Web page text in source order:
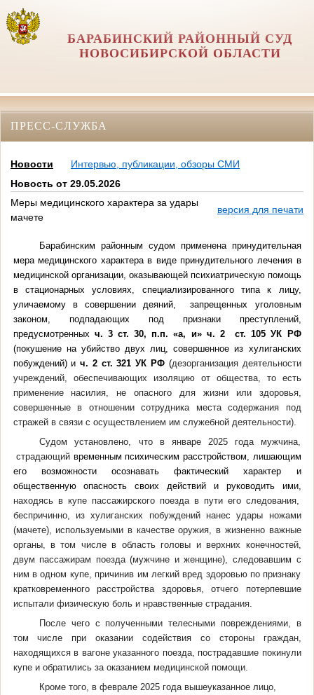
БАРАБИНСКИЙ РАЙОННЫЙ СУД
НОВОСИБИРСКОЙ ОБЛАСТИ
ПРЕСС-СЛУЖБА
Новости
Интервью, публикации, обзоры СМИ
Новость от 29.05.2026
Меры медицинского характера за удары
мачете
версия для печати
Барабинским районным судом применена принудительная
мера медицинского характера в виде принудительного лечения в
медицинской организации, оказывающей психиатрическую помощь
в стационарных условиях, специализированного типа к лицу,
уличаемому в совершении деяний, запрещенных уголовным
законом, подпадающих под признаки преступлений,
предусмотренных ч. 3 ст. 30, п.п. «а, и» ч. 2 ст. 105 УК РФ
(покушение на убийство двух лиц, совершенное из хулиганских
побуждений) ич. 2 ст. 321 УК РФ(дезорганизация деятельности
учреждений, обеспечивающих изоляцию от общества, то есть
применение насилия, не опасного для жизни или здоровья,
совершенные в отношении сотрудника места содержания под
стражей в связи с осуществлением им служебной деятельности).
Судом установлено, что в январе 2025 года мужчина,
страдающий временным психическим расстройством, лишающим
его возможности осознавать фактический характер и
общественную опасность своих действий и руководить ими,
находясь в купе пассажирского поезда в пути его следования,
беспричинно, из хулиганских побуждений нанес удары ножами
(мачете), используемыми в качестве оружия, в жизненно важные
органы, в том числе в область головы и верхних конечностей,
двум пассажирам поезда (мужчине и женщине), следовавшим с
ним в одном купе, причинив им легкий вред здоровью по признаку
кратковременного расстройства здоровья, отчего потерпевшие
испытали физическую боль и нравственные страдания.
После чего с полученными телесными повреждениями, в
том числе при оказании содействия со стороны граждан,
находящихся в вагоне указанного поезда, пострадавшие покинули
купе и обратились за оказанием медицинской помощи.
Кроме того, в феврале 2025 года вышеуказанное лицо,